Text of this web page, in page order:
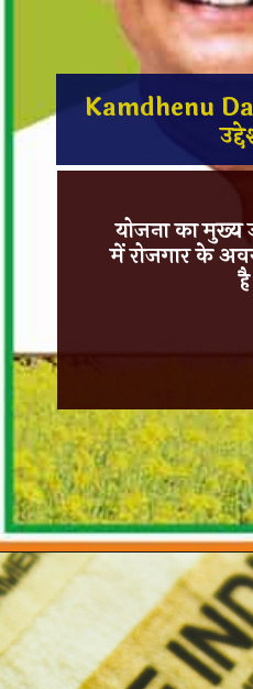
Kamdhenu
योजना का मुख्य
मेंरोजगार के
है